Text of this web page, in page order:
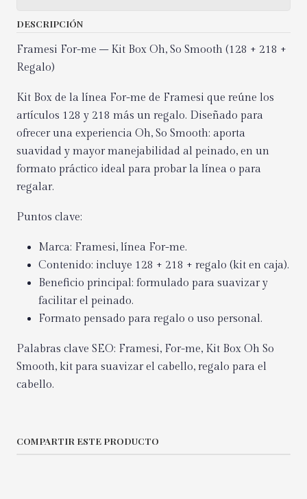
DESCRIPCIÓN
Framesi For-me – Kit Box Oh, So Smooth (128 + 218 +
Regalo)
Kit Box de la línea For-me de Framesi que reúne los
artículos 128 y 218 más un regalo. Diseñado para
ofrecer una experiencia Oh, So Smooth: aporta
suavidad y mayor manejabilidad al peinado, en un
formato práctico ideal para probar la línea o para
regalar.
Puntos clave:
Marca: Framesi, línea For-me.
Contenido: incluye 128 + 218 + regalo (kit en caja).
Beneficio principal: formulado para suavizar y
facilitar el peinado.
Formato pensado para regalo o uso personal.
Palabras clave SEO: Framesi, For-me, Kit Box Oh So
Smooth, kit para suavizar el cabello, regalo para el
cabello.
COMPARTIR ESTE PRODUCTO